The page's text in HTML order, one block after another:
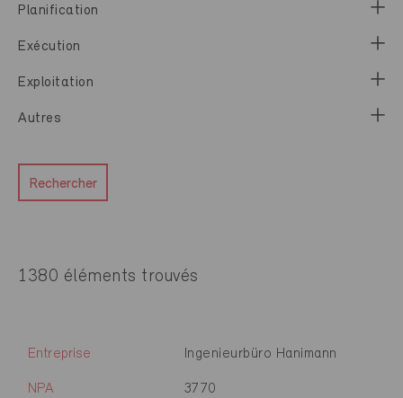
Planification
Exécution
Exploitation
Autres
Rechercher
1380 éléments trouvés
Entreprise Ingenieurbüro Hanimann
NPA 3770